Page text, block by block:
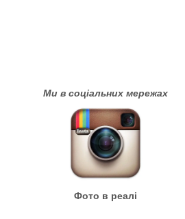
Ми в соціальних мережах
Фото в реалі